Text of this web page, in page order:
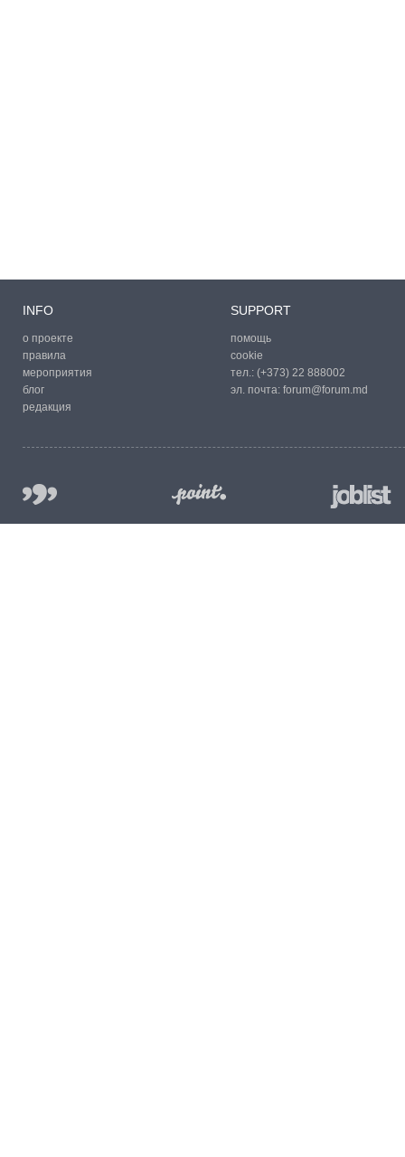
INFO
о проекте
правила
мероприятия
блог
редакция
SUPPORT
помощь
cookie
тел.: (+373) 22 888002
эл. почта: forum@forum.md